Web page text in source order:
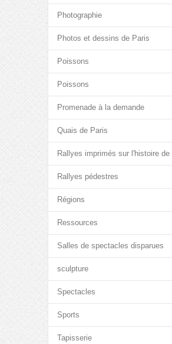
Photographie
Photos et dessins de Paris
Poissons
Poissons
Promenade à la demande
Quais de Paris
Rallyes imprimés sur l'histoire de
Rallyes pédestres
Régions
Ressources
Salles de spectacles disparues
sculpture
Spectacles
Sports
Tapisserie